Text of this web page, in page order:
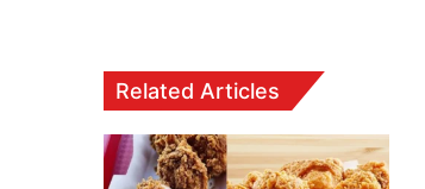
Related Articles